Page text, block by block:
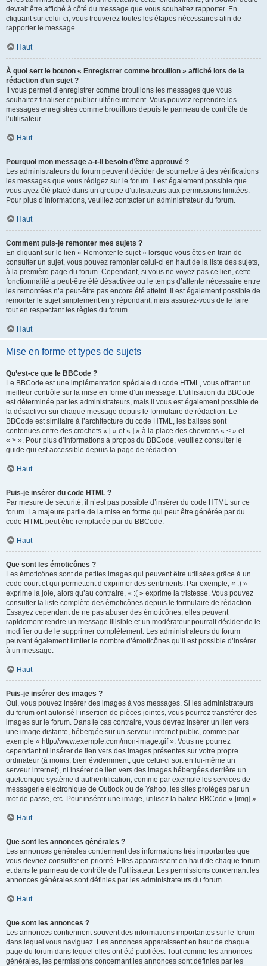
devrait être affiché à côté du message que vous souhaitez rapporter. En
cliquant sur celui-ci, vous trouverez toutes les étapes nécessaires afin de
rapporter le message.
Haut
À quoi sert le bouton « Enregistrer comme brouillon » affiché lors de la
rédaction d’un sujet ?
Il vous permet d’enregistrer comme brouillons les messages que vous
souhaitez finaliser et publier ultérieurement. Vous pouvez reprendre les
messages enregistrés comme brouillons depuis le panneau de contrôle de
l’utilisateur.
Haut
Pourquoi mon message a-t-il besoin d’être approuvé ?
Les administrateurs du forum peuvent décider de soumettre à des vérifications
les messages que vous rédigez sur le forum. Il est également possible que
vous ayez été placé dans un groupe d’utilisateurs aux permissions limitées.
Pour plus d’informations, veuillez contacter un administrateur du forum.
Haut
Comment puis-je remonter mes sujets ?
En cliquant sur le lien « Remonter le sujet » lorsque vous êtes en train de
consulter un sujet, vous pouvez remonter celui-ci en haut de la liste des sujets,
à la première page du forum. Cependant, si vous ne voyez pas ce lien, cette
fonctionnalité a peut-être été désactivée ou le temps d’attente nécessaire entre
les remontées n’a peut-être pas encore été atteint. Il est également possible de
remonter le sujet simplement en y répondant, mais assurez-vous de le faire
tout en respectant les règles du forum.
Haut
Mise en forme et types de sujets
Qu’est-ce que le BBCode ?
Le BBCode est une implémentation spéciale du code HTML, vous offrant un
meilleur contrôle sur la mise en forme d’un message. L’utilisation du BBCode
est déterminée par les administrateurs, mais il vous est également possible de
la désactiver sur chaque message depuis le formulaire de rédaction. Le
BBCode est similaire à l’architecture du code HTML, les balises sont
contenues entre des crochets « [ » et « ] » à la place des chevrons « < » et
« > ». Pour plus d’informations à propos du BBCode, veuillez consulter le
guide qui est accessible depuis la page de rédaction.
Haut
Puis-je insérer du code HTML ?
Par mesure de sécurité, il n’est pas possible d’insérer du code HTML sur ce
forum. La majeure partie de la mise en forme qui peut être générée par du
code HTML peut être remplacée par du BBCode.
Haut
Que sont les émoticônes ?
Les émoticônes sont de petites images qui peuvent être utilisées grâce à un
code court et qui permettent d’exprimer des sentiments. Par exemple, « :) »
exprime la joie, alors qu’au contraire, « :( » exprime la tristesse. Vous pouvez
consulter la liste complète des émoticônes depuis le formulaire de rédaction.
Essayez cependant de ne pas abuser des émoticônes, elles peuvent
rapidement rendre un message illisible et un modérateur pourrait décider de le
modifier ou de le supprimer complètement. Les administrateurs du forum
peuvent également limiter le nombre d’émoticônes qu’il est possible d’insérer
à un message.
Haut
Puis-je insérer des images ?
Oui, vous pouvez insérer des images à vos messages. Si les administrateurs
du forum ont autorisé l’insertion de pièces jointes, vous pourrez transférer des
images sur le forum. Dans le cas contraire, vous devrez insérer un lien vers
une image distante, hébergée sur un serveur internet public, comme par
exemple « http://www.exemple.com/mon-image.gif ». Vous ne pourrez
cependant ni insérer de lien vers des images présentes sur votre propre
ordinateur (à moins, bien évidemment, que celui-ci soit en lui-même un
serveur internet), ni insérer de lien vers des images hébergées derrière un
quelconque système d’authentification, comme par exemple les services de
messagerie électronique de Outlook ou de Yahoo, les sites protégés par un
mot de passe, etc. Pour insérer une image, utilisez la balise BBCode « [img] ».
Haut
Que sont les annonces générales ?
Les annonces générales contiennent des informations très importantes que
vous devriez consulter en priorité. Elles apparaissent en haut de chaque forum
et dans le panneau de contrôle de l’utilisateur. Les permissions concernant les
annonces générales sont définies par les administrateurs du forum.
Haut
Que sont les annonces ?
Les annonces contiennent souvent des informations importantes sur le forum
dans lequel vous naviguez. Les annonces apparaissent en haut de chaque
page du forum dans lequel elles ont été publiées. Tout comme les annonces
générales, les permissions concernant les annonces sont définies par les